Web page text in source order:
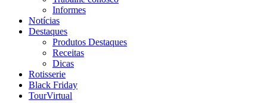
Informes
Notícias
Destaques
Produtos Destaques
Receitas
Dicas
Rotisserie
Black Friday
TourVirtual